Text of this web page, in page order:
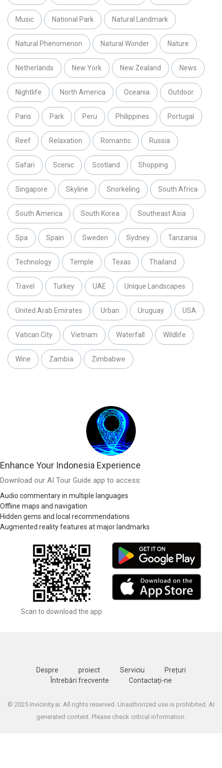
Music National Park Natural Landmark
Natural Phenomenon Natural Wonder Nature
Netherlands New York New Zealand News
Nightlife North America Oceania Outdoor
Paris Park Peru Philippines Portugal
Reef Relaxation Romantic Russia
Safari Scenic Scotland Shopping
Singapore Skyline Snorkeling South Africa
South America South Korea Southeast Asia
Spa Spain Sweden Sydney Tanzania
Technology Temple Texas Thailand
Travel Turkey UAE Unique Landscapes
United Arab Emirates Urban Uruguay USA
Vatican City Vietnam Waterfall Wildlife
Wine Zambia Zimbabwe
Enhance Your Indonesia Experience
Download our AI Tour Guide app to access:
Audio commentary in multiple languages
Offline maps and navigation
Hidden gems and local recommendations
Augmented reality features at major landmarks
Scan to download the app
Despre proiect Serviciu
Prețuri
Întrebări frecvente
Contactați-ne
© 2025 Invicinity.ai. All rights reserved. Unauthorized use is prohibited. AI
generated content. Please check critical information.